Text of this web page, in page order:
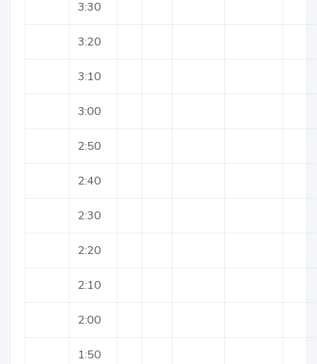
3:30
3:20
3:10
3:00
2:50
2:40
2:30
2:20
2:10
2:00
1:50